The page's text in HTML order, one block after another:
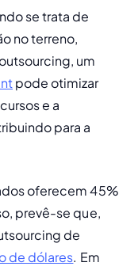
se trata de
no terreno,
pode otimizar
e a
para a
oferecem 45%
prevê-se que,
de
de dólares. Em